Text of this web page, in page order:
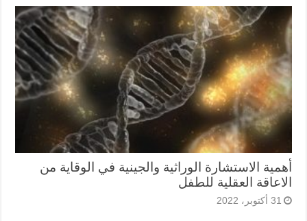
أهمية الاستشارة الوراثية والجينية في الوقاية من
الاعاقة العقلية للطفل
31 أكتوبر، 2022